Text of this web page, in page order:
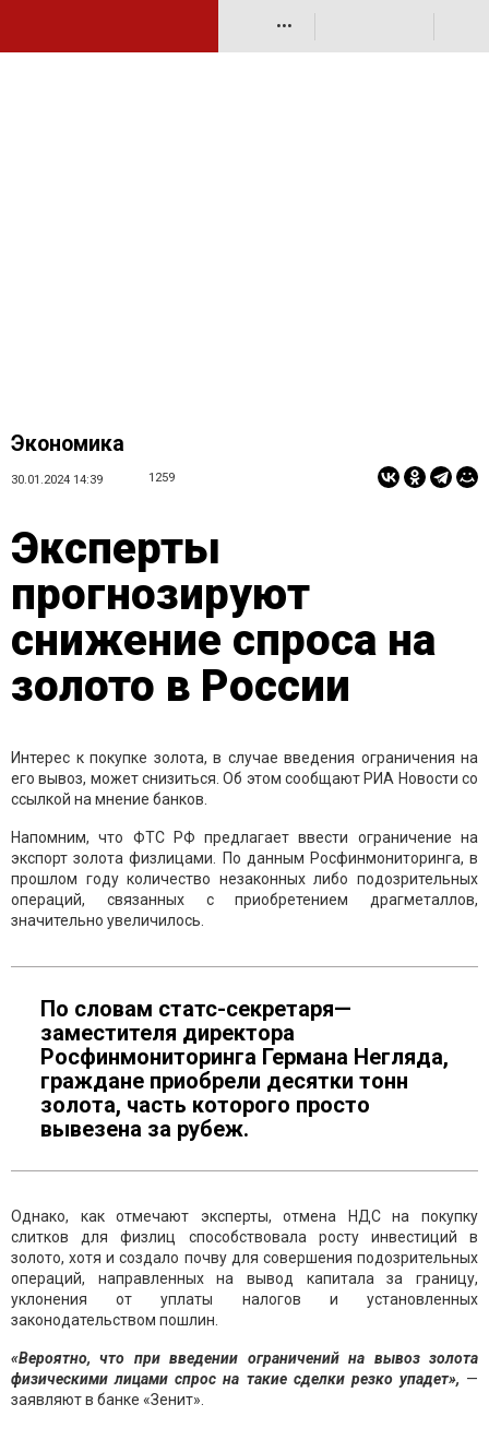
•••
Экономика
30.01.2024 14:39 1259
Эксперты
прогнозируют
снижение спроса на
золото в России
Интерес к покупке золота, в случае введения ограничения на
его вывоз, может снизиться. Об этом сообщают РИА Новости со
ссылкой на мнение банков.
Напомним, что ФТС РФ предлагает ввести ограничение на
экспорт золота физлицами. По данным Росфинмониторинга, в
прошлом году количество незаконных либо подозрительных
операций, связанных с приобретением драгметаллов,
значительно увеличилось.
По словам статс-секретаря—
заместителя директора
Росфинмониторинга Германа Негляда,
граждане приобрели десятки тонн
золота, часть которого просто
вывезена за рубеж.
Однако, как отмечают эксперты, отмена НДС на покупку
слитков для физлиц способствовала росту инвестиций в
золото, хотя и создало почву для совершения подозрительных
операций, направленных на вывод капитала за границу,
уклонения от уплаты налогов и установленных
законодательством пошлин.
«Вероятно, что при введении ограничений на вывоз золота
физическими лицами спрос на такие сделки резко упадет», —
заявляют в банке «Зенит».